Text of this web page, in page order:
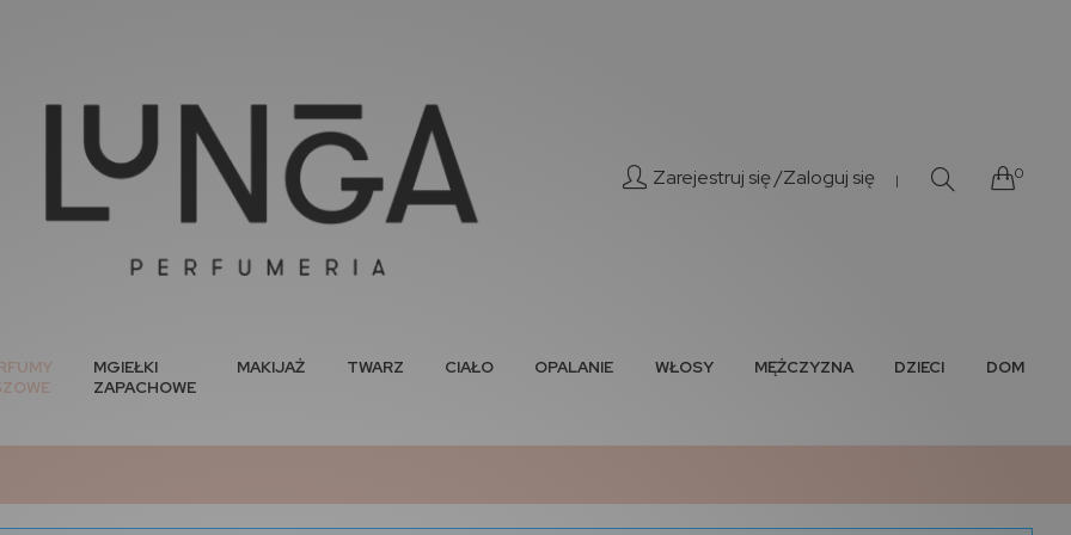
Zarejestruj się /Zaloguj się | 0
MGIEŁKI
ZAPACHOWE
MAKIJAŻ TWARZ CIAŁO OPALANIE WŁOSY MĘŻCZYZNA DZIECI DOM